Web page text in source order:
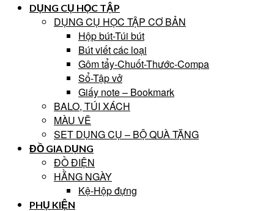
DỤNG CỤ HỌC TẬP
DỤNG CỤ HỌC TẬP CƠ BẢN
Hộp bút-Túi bút
Bút viết các loại
Gôm tẩy-Chuốt-Thước-Compa
Sổ-Tập vở
Giấy note – Bookmark
BALO, TÚI XÁCH
MÀU VẼ
SET DỤNG CỤ – BỘ QUÀ TẶNG
ĐỒ GIA DỤNG
ĐỒ ĐIỆN
HẰNG NGÀY
Kệ-Hộp đựng
PHỤ KIỆN